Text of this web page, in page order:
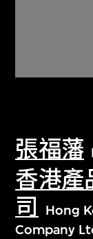
張福藩
香港產
司
Hong
Company
关于M+
探索世
文化藏品。